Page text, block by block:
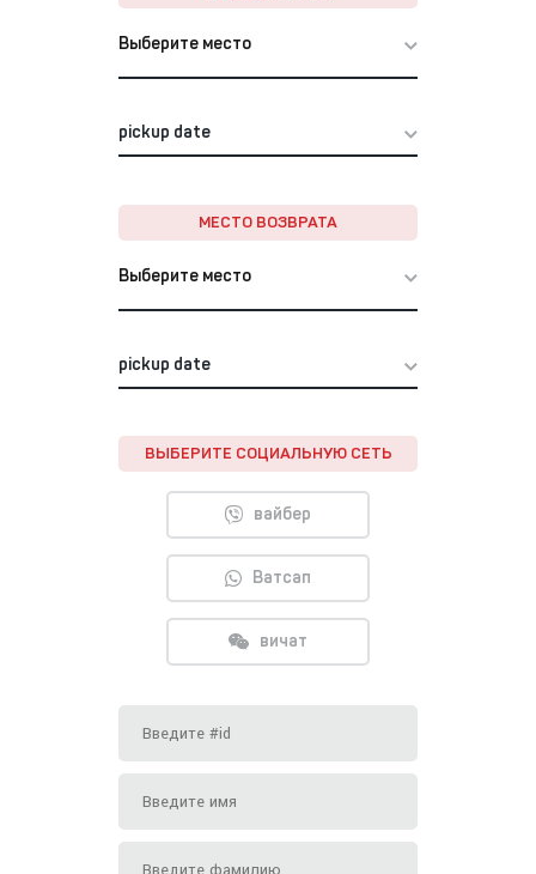
Выберите место
МЕСТО ВОЗВРАТА
Выберите место
ВЫБЕРИТЕ СОЦИАЛЬНУЮ СЕТЬ
вайбер
Ватсап
вичат